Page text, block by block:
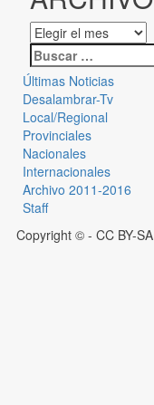
Últimas Noticias
Desalambrar-Tv
Local/Regional
Provinciales
Nacionales
Internacionales
Archivo 2011-2016
Staff
Copyright © - CC BY-SA